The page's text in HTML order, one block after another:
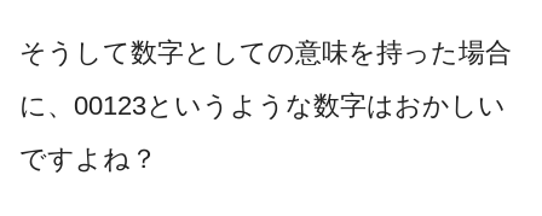
そうして数字としての意味を持った場合
に、00123というような数字はおかしい
ですよね？